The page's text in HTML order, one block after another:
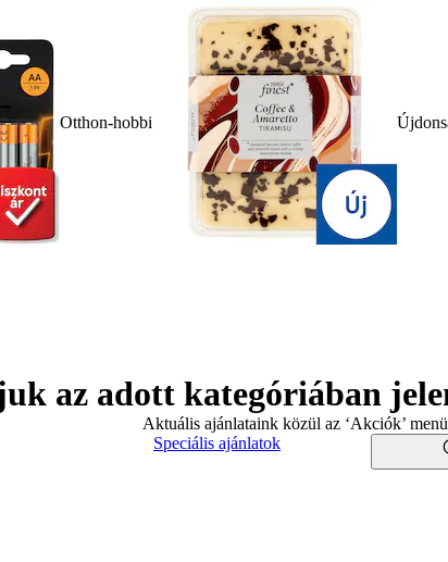
Otthon-hobbi
az adott kategóriában
Aktuális ajánlataink közül az ‘Akciók’
Speciális ajánlatok